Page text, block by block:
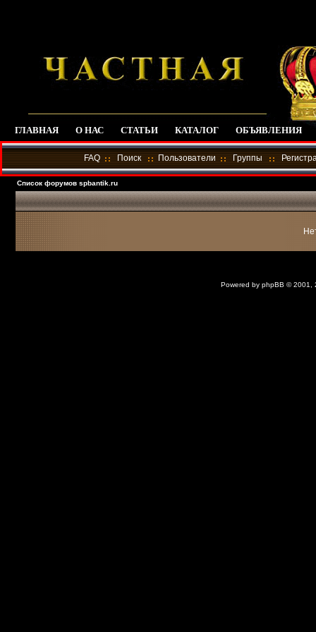
ГЛАВНАЯ О НАС СТАТЬИ КАТАЛОГ ОБЪЯВЛЕНИЯ
FAQ Поиск Пользователи Группы
Список форумов spbantik.ru
Powered by phpBB © 2001,